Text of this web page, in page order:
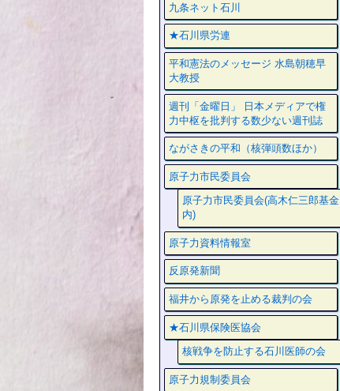
九条ネット石川
★石川県労連
平和憲法のメッセージ 水島朝穂早
大教授
週刊「金曜日」 日本メディアで権
力中枢を批判する数少ない週刊誌
ながさきの平和（核弾頭数ほか）
原子力市民委員会
原子力市民委員会(高木仁三郎基金
内)
原子力資料情報室
反原発新聞
福井から原発を止める裁判の会
★石川県保険医協会
核戦争を防止する石川医師の会
原子力規制委員会